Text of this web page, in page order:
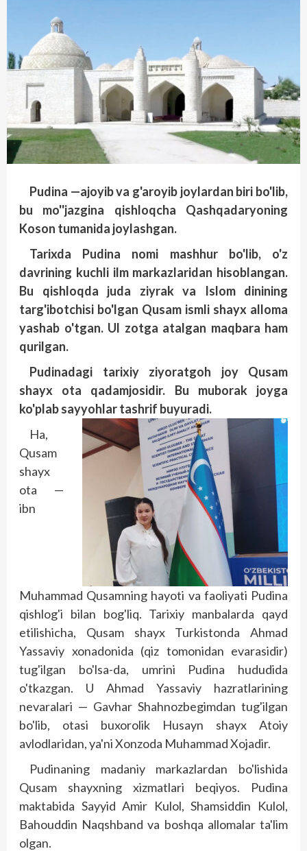
Pudina —ajoyib va g'aroyib joylardan biri bo'lib,
bu mo''jazgina qishloqcha Qashqadaryoning
Koson tumanida joylashgan.
Tarixda Pudina nomi mashhur bo'lib, o'z
davrining kuchli ilm markazlaridan hisoblangan.
Bu qishloqda juda ziyrak va Islom dinining
targ'ibotchisi bo'lgan Qusam ismli shayx alloma
yashab o'tgan. Ul zotga atalgan maqbara ham
qurilgan.
Pudinadagi tarixiy ziyoratgoh joy Qusam
shayx ota qadamjosidir. Bu muborak joyga
ko'plab sayyohlar tashrif buyuradi.
Ha,
Qusam
shayx
ota —
ibn
Muhammad Qusamning hayoti va faoliyati Pudina
qishlog'i bilan bog'liq. Tarixiy manbalarda qayd
etilishicha, Qusam shayx Turkistonda Ahmad
Yassaviy xonadonida (qiz tomonidan evarasidir)
tug'ilgan bo'lsa-da, umrini Pudina hududida
o'tkazgan. U Ahmad Yassaviy hazratlarining
nevaralari — Gavhar Shahnozbegimdan tug'ilgan
bo'lib, otasi buxorolik Husayn shayx Atoiy
avlodlaridan, ya'ni Xonzoda Muhammad Xojadir.
Pudinaning madaniy markazlardan bo'lishida
Qusam shayxning xizmatlari beqiyos. Pudina
maktabida Sayyid Amir Kulol, Shamsiddin Kulol,
Bahouddin Naqshband va boshqa allomalar ta'lim
olgan.